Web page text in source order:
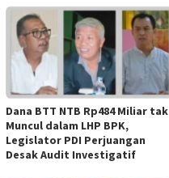
Dana BTT NTB Rp484 Miliar tak
Muncul dalam LHP BPK,
Legislator PDI Perjuangan
Desak Audit Investigatif